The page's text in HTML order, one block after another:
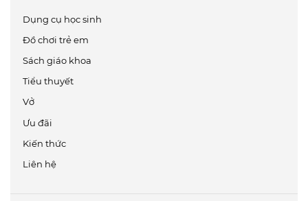
Dụng cụ học sinh
Đồ chơi trẻ em
Sách giáo khoa
Tiểu thuyết
Vở
Ưu đãi
Kiến thức
Liên hệ